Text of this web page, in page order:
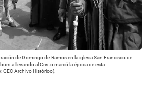
de Domingo de Ramos en la iglesia San Francisco de
llevando al Cristo marcó la época de esta
Archivo Histórico).